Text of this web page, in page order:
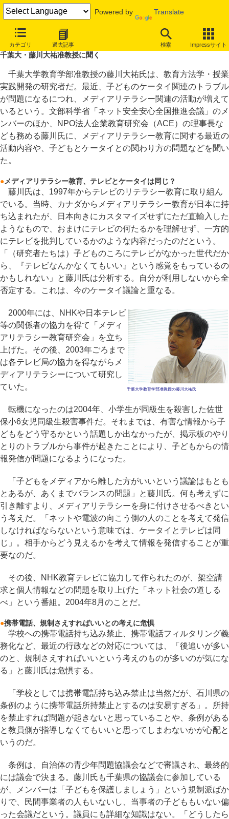
Powered by Translate
カテゴリ 過去記事 検索 Impressサイト
10代のネット利用を追う
子どものケータイ利用、「ちょっと待って」の習慣を
千葉大・藤川大祐准教授に聞く
千葉大学教育学部准教授の藤川大祐氏は、教育方法学・授業
実践開発の研究者だ。最近、子どものケータイ関連のトラブル
が問題になるにつれ、メディアリテラシー関連の活動が増えて
いるという。文部科学省「ネット安全安心全国推進会議」のメ
ンバーのほか、NPO法人企業教育研究会（ACE）の理事長な
ども務める藤川氏に、メディアリテラシー教育に関する最近の
活動内容や、子どもとケータイとの関わり方の問題などを聞い
た。
●メディアリテラシー教育、テレビとケータイは同じ？
藤川氏は、1997年からテレビのリテラシー教育に取り組ん
でいる。当時、カナダからメディアリテラシー教育が日本に持
ち込まれたが、日本向きにカスタマイズせずにただ直輸入した
ようなもので、おまけにテレビの何たるかを理解せず、一方的
にテレビを批判しているかのような内容だったのだという。
「（研究者たちは）子どものころにテレビがなかった世代だか
ら、『テレビなんかなくてもいい』という感覚をもっているの
かもしれない」と藤川氏は分析する。自分が利用しないから全
否定する。これは、今のケータイ議論と重なる。
千葉大学教育学部准教授の藤川大祐氏
2000年には、NHKや日本テレビ
等の関係者の協力を得て「メディ
アリテラシー教育研究会」を立ち
上げた。その後、2003年ごろまで
は各テレビ局の協力を得ながらメ
ディアリテラシーについて研究し
ていた。
転機になったのは2004年、小学生が同級生を殺害した佐世
保小6女児同級生殺害事件だ。それまでは、有害な情報から子
どもをどう守るかという話題しか出なかったが、掲示板のやり
とりのトラブルから事件が起きたことにより、子どもからの情
報発信が問題になるようになった。
「子どもをメディアから離した方がいいという議論はもとも
とあるが、あくまでバランスの問題」と藤川氏。何も考えずに
引き離すより、メディアリテラシーを身に付けさせるべきとい
う考えだ。「ネットや電波の向こう側の人のことを考えて発信
しなければならないという意味では、ケータイとテレビは同
じ」。相手からどう見えるかを考えて情報を発信することが重
要なのだ。
その後、NHK教育テレビに協力して作られたのが、架空請
求と個人情報などの問題を取り上げた「ネット社会の道しる
べ」という番組。2004年8月のことだ。
●携帯電話、規制さえすればいいとの考えに危惧
学校への携帯電話持ち込み禁止、携帯電話フィルタリング義
務化など、最近の行政などの対応については、「後追いが多い
のと、規制さえすればいいという考えのものが多いのが気にな
る」と藤川氏は危惧する。
「学校としては携帯電話持ち込み禁止は当然だが、石川県の
条例のように携帯電話所持禁止とするのは安易すぎる」。所持
を禁止すれば問題が起きないと思っていることや、条例がある
と教員側が指導しなくてもいいと思ってしまわないかが心配と
いうのだ。
条例は、自治体の青少年問題協議会などで審議され、最終的
には議会で決まる。藤川氏も千葉県の協議会に参加している
が、メンバーは「子どもを保護しましょう」という規制派ばか
りで、民間事業者の人もいないし、当事者の子どももいない偏
った会議だという。議員にも詳細な知識はない。「どうしたら